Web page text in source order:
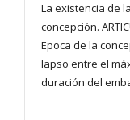
La existencia de
concepción.
Epoca de la
lapso entre el
duración del